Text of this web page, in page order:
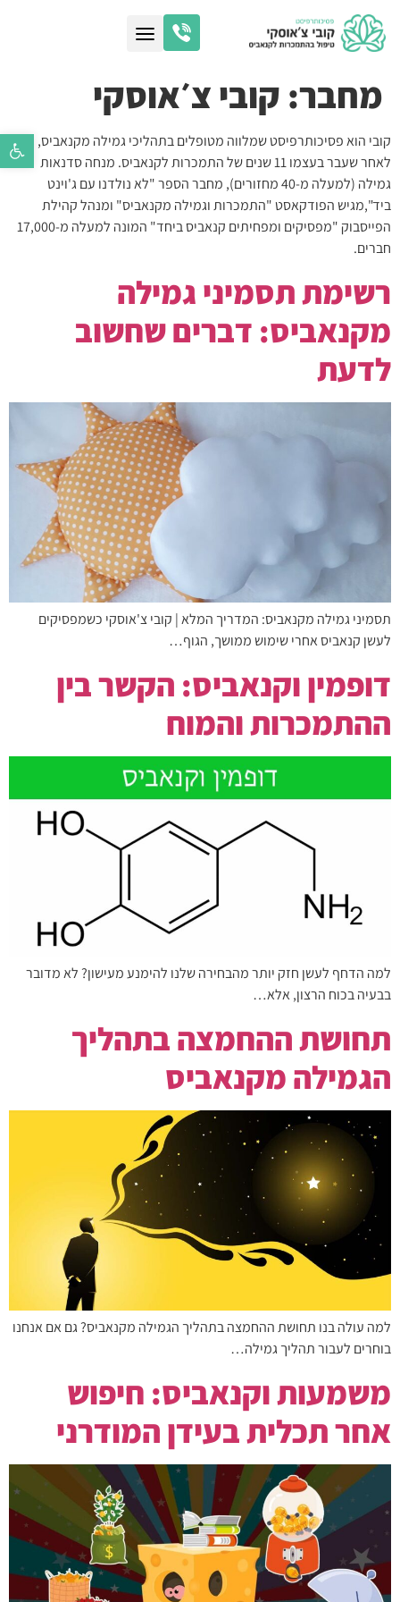
פתח
מחבר: קובי צ׳אוסקי
קובי הוא פסיכותרפיסט שמלווה מטופלים בתהליכי גמילה מקנאביס,
לאחר שעבר בעצמו 11 שנים של התמכרות לקנאביס. מנחה סדנאות
גמילה (למעלה מ-40 מחזורים), מחבר הספר "לא נולדנו עם ג'וינט
ביד",מגיש הפודקאסט "התמכרות וגמילה מקנאביס" ומנהל קהילת
הפייסבוק "מפסיקים ומפחיתים קנאביס ביחד" המונה למעלה מ-17,000
חברים.
רשימת תסמיני גמילה
מקנאביס: דברים שחשוב
לדעת
תסמיני גמילה מקנאביס: המדריך המלא | קובי צ'אוסקי כשמפסיקים
לעשן קנאביס אחרי שימוש ממושך, הגוף…
דופמין וקנאביס: הקשר בין
ההתמכרות והמוח
למה הדחף לעשן חזק יותר מהבחירה שלנו להימנע מעישון? לא מדובר
בבעיה בכוח הרצון, אלא…
תחושת ההחמצה בתהליך
הגמילה מקנאביס
למה עולה בנו תחושת ההחמצה בתהליך הגמילה מקנאביס? גם אם אנחנו
בוחרים לעבור תהליך גמילה…
משמעות וקנאביס: חיפוש
אחר תכלית בעידן המודרני